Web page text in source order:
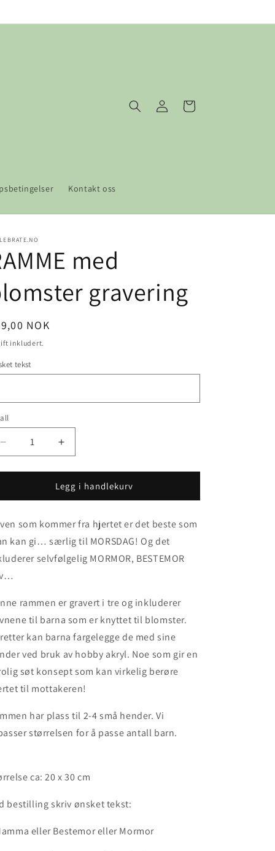
Kontakt oss
inn
Handlekurv
med
gravering
NOK
inkludert.
tekst
antallet
for
med
gravering
Øk
antallet
for
RAMME
med
gravering
Legg i handlekurv
som kommer fra hjertet er det beste som
kan gi… særlig til MORSDAG! Og det
selvfølgelig MORMOR, BESTEMOR
rammen er gravert i tre og inkluderer
til barna som er knyttet til blomster.
kan barna fargelegge de med sine
ved bruk av hobby akryl. Noe som gir en
søt konsept som kan virkelig berøre
til mottakeren!
har plass til 2-4 små hender. Vi
størrelsen for å passe antall barn.
ca: 20 x 30 cm
bestilling skriv ønsket tekst:
eller Bestemor eller Mormor